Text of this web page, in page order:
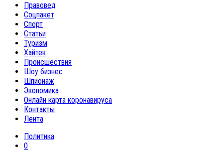
Правовед
Соцпакет
Спорт
Статьи
Туризм
Хайтек
Происшествия
Шоу бизнес
Шпионаж
Экономика
Онлайн карта коронавируса
Контакты
Лента
Политика
0